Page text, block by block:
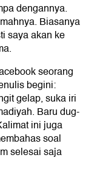
dengannya.
Biasanya
saya akan ke
seorang
begini:
gelap, suka iri
Baru dug-
ini juga
soal
selesai saja